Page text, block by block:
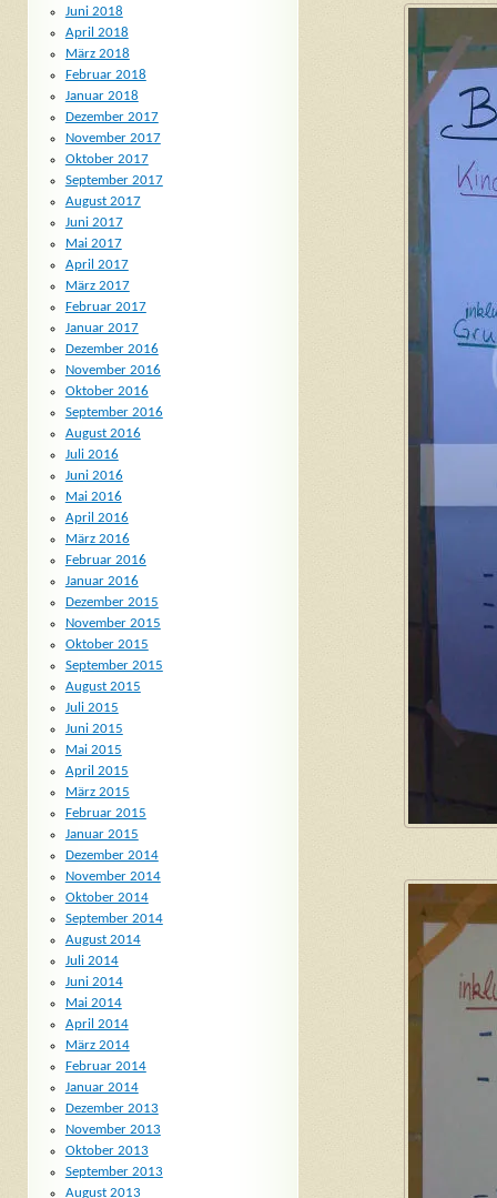
Juni 2018
April 2018
März 2018
Februar 2018
Januar 2018
Dezember 2017
November 2017
Oktober 2017
September 2017
August 2017
Juni 2017
Mai 2017
April 2017
März 2017
Februar 2017
Januar 2017
Dezember 2016
November 2016
Oktober 2016
September 2016
August 2016
Juli 2016
Juni 2016
Mai 2016
April 2016
März 2016
Februar 2016
Januar 2016
Dezember 2015
November 2015
Oktober 2015
September 2015
August 2015
Juli 2015
Juni 2015
Mai 2015
April 2015
März 2015
Februar 2015
Januar 2015
Dezember 2014
November 2014
Oktober 2014
September 2014
August 2014
Juli 2014
Juni 2014
Mai 2014
April 2014
März 2014
Februar 2014
Januar 2014
Dezember 2013
November 2013
Oktober 2013
September 2013
August 2013